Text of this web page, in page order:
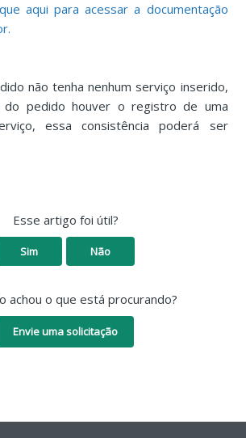
aqui para acessar a documentação
não tenha nenhum serviço inserido,
do pedido houver o registro de uma
essa consistência poderá ser
Esse artigo foi útil?
Sim Não
achou o que está procurando?
Envie uma solicitação